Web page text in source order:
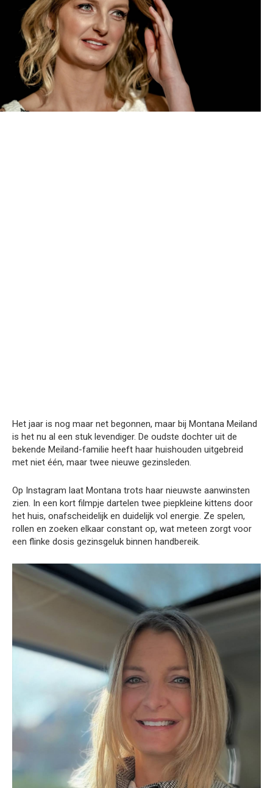
Het jaar is nog maar net begonnen, maar bij Montana Meiland
is het nu al een stuk levendiger. De oudste dochter uit de
bekende Meiland-familie heeft haar huishouden uitgebreid
met niet één, maar twee nieuwe gezinsleden.
Op Instagram laat Montana trots haar nieuwste aanwinsten
zien. In een kort filmpje dartelen twee piepkleine kittens door
het huis, onafscheidelijk en duidelijk vol energie. Ze spelen,
rollen en zoeken elkaar constant op, wat meteen zorgt voor
een flinke dosis gezinsgeluk binnen handbereik.